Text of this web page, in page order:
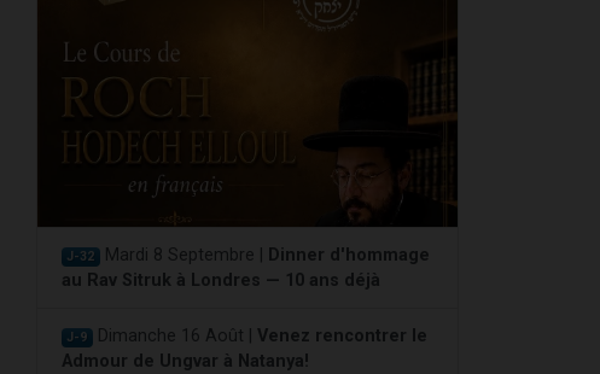
J-32 Mardi 8 Septembre |
Dinner d'hommage
au Rav Sitruk à Londres — 10 ans déjà
J-9 Dimanche 16 Août | Venez rencontrer le
Admour de Ungvar à Natanya!